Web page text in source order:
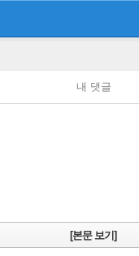
내 댓글
[본문 보기]